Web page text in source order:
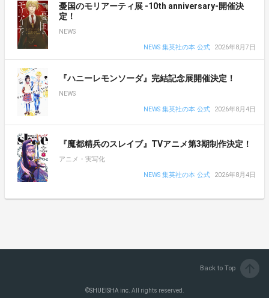
憂国のモリアーティ展 -10th anniversary-開催決
定！
NEWS
NEWS 集英社の本 公式
2026年8月7日
『ハニーレモンソーダ』完結記念展開催決定！
NEWS
NEWS 集英社の本 公式
2026年8月4日
『魔都精兵のスレイブ』TVアニメ第3期制作決定！
アニメ・実写化
NEWS 集英社の本 公式
2026年8月4日
Back to Top
©SHUEISHA inc. All rights reserved.